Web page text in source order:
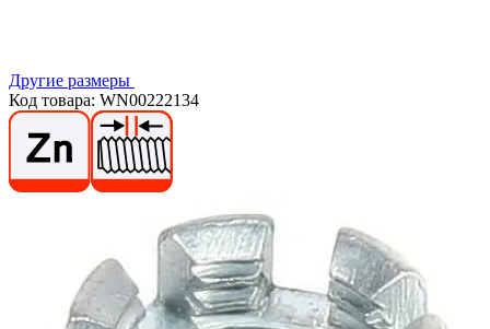
Другие размеры
Код товара: WN00222134